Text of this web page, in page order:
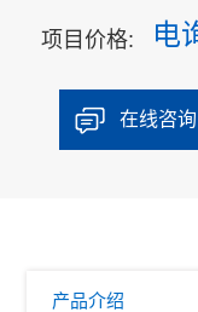
项目价格: 电
在线咨询
产品介绍